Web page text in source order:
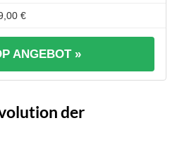
€
ANGEBOT »
der